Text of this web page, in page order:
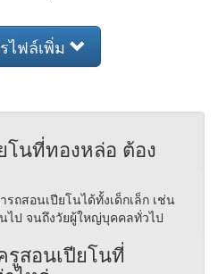
ไฟล์เพิ่ม
โนที่ทองหล่อ ต้อง
ถสอนเปียโนได้ทั้งเด็กเล็ก เช่น
ไป จนถึงวัยผู้ใหญ่บุคคลทั่วไป
รูสอนเปียโนที่